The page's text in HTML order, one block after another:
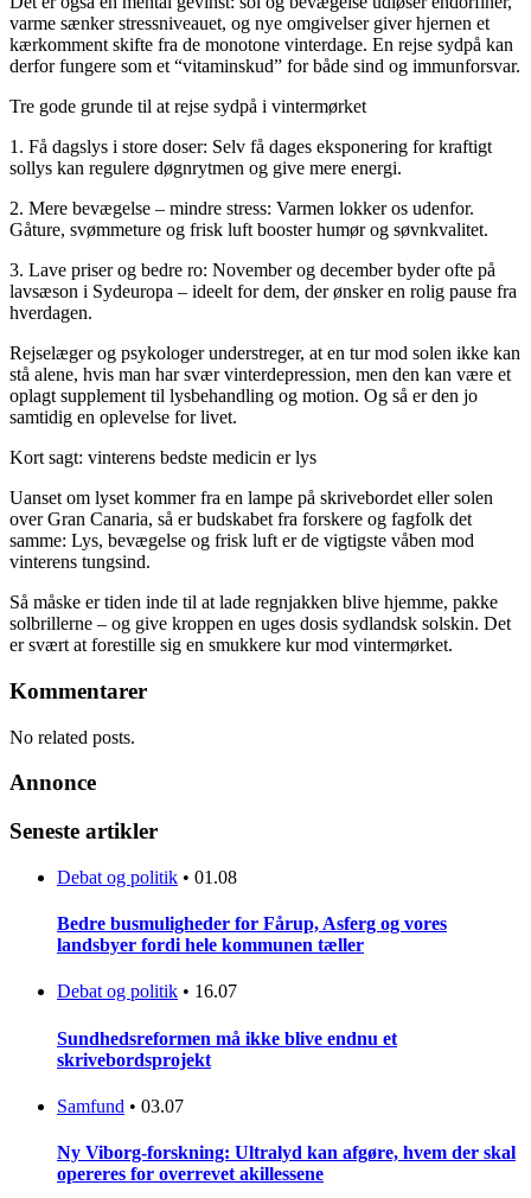
varme sænker stressniveauet, og nye omgivelser giver hjernen et
kærkomment skifte fra de monotone vinterdage. En rejse sydpå kan
derfor fungere som et “vitaminskud” for både sind og immunforsvar.
Tre gode grunde til at rejse sydpå i vintermørket
1. Få dagslys i store doser: Selv få dages eksponering for kraftigt
sollys kan regulere døgnrytmen og give mere energi.
2. Mere bevægelse – mindre stress: Varmen lokker os udenfor.
Gåture, svømmeture og frisk luft booster humør og søvnkvalitet.
3. Lave priser og bedre ro: November og december byder ofte på
lavsæson i Sydeuropa – ideelt for dem, der ønsker en rolig pause fra
hverdagen.
Rejselæger og psykologer understreger, at en tur mod solen ikke kan
stå alene, hvis man har svær vinterdepression, men den kan være et
oplagt supplement til lysbehandling og motion. Og så er den jo
samtidig en oplevelse for livet.
Kort sagt: vinterens bedste medicin er lys
Uanset om lyset kommer fra en lampe på skrivebordet eller solen
over Gran Canaria, så er budskabet fra forskere og fagfolk det
samme: Lys, bevægelse og frisk luft er de vigtigste våben mod
vinterens tungsind.
Så måske er tiden inde til at lade regnjakken blive hjemme, pakke
solbrillerne – og give kroppen en uges dosis sydlandsk solskin. Det
er svært at forestille sig en smukkere kur mod vintermørket.
Kommentarer
No related posts.
Annonce
Seneste artikler
Debat og politik • 01.08
Bedre busmuligheder for Fårup, Asferg og vores
landsbyer fordi hele kommunen tæller
Debat og politik • 16.07
Sundhedsreformen må ikke blive endnu et
skrivebordsprojekt
Samfund • 03.07
Ny Viborg-forskning: Ultralyd kan afgøre, hvem der skal
opereres for overrevet akillessene